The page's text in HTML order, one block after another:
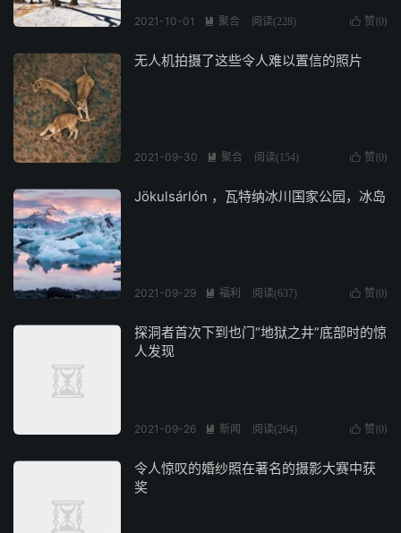
 赞(0)
2021-10-01  聚合 阅读(228)
无人机拍摄了这些令人难以置信的照片
 赞(0)
2021-09-30  聚合 阅读(154)
Jökulsárlón ，瓦特纳冰川国家公园，冰岛
 赞(0)
2021-09-29  福利 阅读(637)
探洞者首次下到也门“地狱之井”底部时的惊
人发现
 赞(0)
2021-09-26  新闻 阅读(264)
令人惊叹的婚纱照在著名的摄影大赛中获
奖